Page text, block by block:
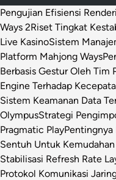
Pengujian Efisiensi
Ways 2Riset Tingkat
Live KasinoSistem
Platform Mahjong Ways
Berbasis Gestur Oleh Tim
Engine Terhadap
Sistem Keamanan Data
OlympusStrategi
Pragmatic PlayPentingnya
Sentuh Untuk
Stabilisasi Refresh Rate
Protokol Komunikasi